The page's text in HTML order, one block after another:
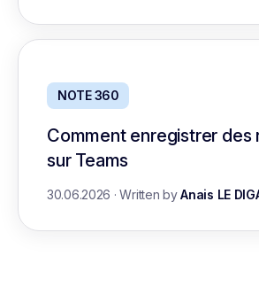
NOTE 360
Comment enregistrer des
sur Teams
30.06.2026 ·Written byAnais LE